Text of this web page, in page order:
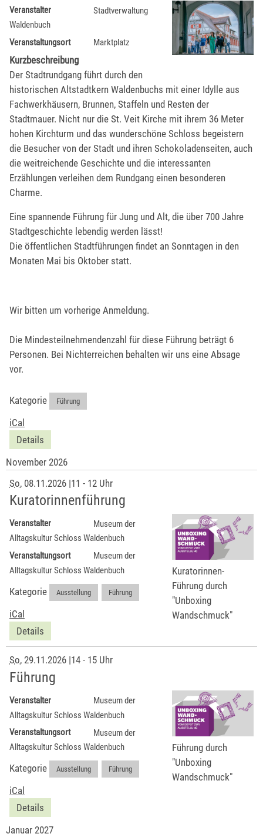
Veranstalter
Stadtverwaltung
Waldenbuch
Veranstaltungsort
Marktplatz
Kurzbeschreibung
Der Stadtrundgang führt durch den
historischen Altstadtkern Waldenbuchs mit einer Idylle aus
Fachwerkhäusern, Brunnen, Staffeln und Resten der
Stadtmauer. Nicht nur die St. Veit Kirche mit ihrem 36 Meter
hohen Kirchturm und das wunderschöne Schloss begeistern
die Besucher von der Stadt und ihren Schokoladenseiten, auch
die weitreichende Geschichte und die interessanten
Erzählungen verleihen dem Rundgang einen besonderen
Charme.
Eine spannende Führung für Jung und Alt, die über 700 Jahre
Stadtgeschichte lebendig werden lässt!
Die öffentlichen Stadtführungen findet an Sonntagen in den
Monaten Mai bis Oktober statt.
Wir bitten um vorherige Anmeldung.
Die Mindesteilnehmendenzahl für diese Führung beträgt 6
Personen. Bei Nichterreichen behalten wir uns eine Absage
vor.
Kategorie Führung
iCal
Details
November 2026
So, 08.11.2026 |11 - 12 Uhr
Kuratorinnenführung
Kuratorinnen-
Führung durch
"Unboxing
Wandschmuck"
Veranstalter
Museum der
Alltagskultur Schloss Waldenbuch
Veranstaltungsort
Museum der
Alltagskultur Schloss Waldenbuch
Kategorie Ausstellung Führung
iCal
Details
So, 29.11.2026 |14 - 15 Uhr
Führung
Führung durch
"Unboxing
Wandschmuck"
Veranstalter
Museum der
Alltagskultur Schloss Waldenbuch
Veranstaltungsort
Museum der
Alltagskultur Schloss Waldenbuch
Kategorie Ausstellung Führung
iCal
Details
Januar 2027